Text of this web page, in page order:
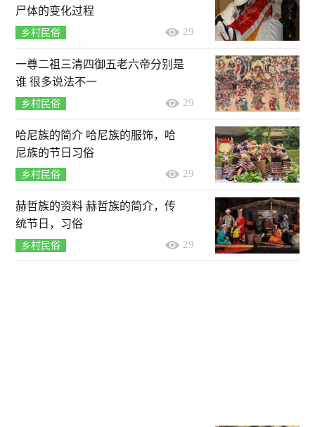
尸体的变化过程
乡村民俗 29
一尊二祖三清四御五老六帝分别是
谁 很多说法不一
乡村民俗 29
哈尼族的简介 哈尼族的服饰，哈
尼族的节日习俗
乡村民俗 29
赫哲族的资料 赫哲族的简介，传
统节日，习俗
乡村民俗 29